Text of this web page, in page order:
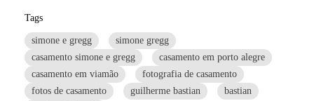
Tags
simone e gregg
simone gregg
casamento simone e gregg
casamento em porto alegre
casamento em viamão
fotografia de casamento
fotos de casamento
guilherme bastian
bastian